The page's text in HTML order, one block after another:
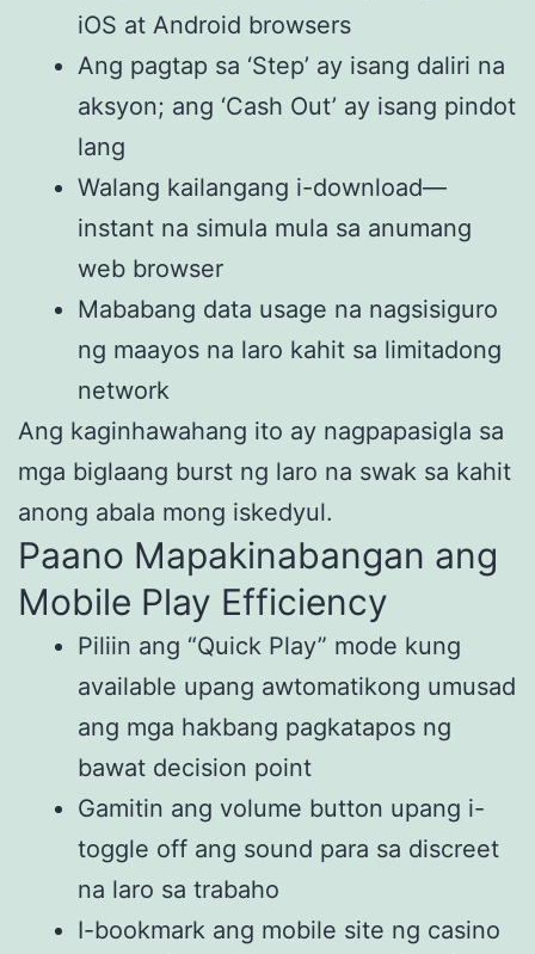
iOS at Android browsers
Ang pagtap sa ‘Step’ ay isang daliri na
aksyon; ang ‘Cash Out’ ay isang pindot
lang
Walang kailangang i-download—
instant na simula mula sa anumang
web browser
Mababang data usage na nagsisiguro
ng maayos na laro kahit sa limitadong
network
Ang kaginhawahang ito ay nagpapasigla sa
mga biglaang burst ng laro na swak sa kahit
anong abala mong iskedyul.
Paano Mapakinabangan ang
Mobile Play Efficiency
Piliin ang “Quick Play” mode kung
available upang awtomatikong umusad
ang mga hakbang pagkatapos ng
bawat decision point
Gamitin ang volume button upang i-
toggle off ang sound para sa discreet
na laro sa trabaho
I-bookmark ang mobile site ng casino